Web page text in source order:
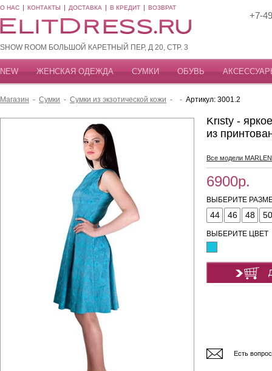
О НАС КОНТАКТЫ ДОСТАВКА В КРЕДИТ ВОЗВРАТ
SHOW ROOM БОЛЬШОЙ КАРЕТНЫЙ ПЕР, Д 20, СТР. 3
+7-
NEW ЖЕНСКАЯ ОДЕЖДА СУМКИ ОБУВЬ
Магазин - Сумки - Сумки из экзотической кожи - - Артикул: 3001.2
Kristy -
из
Все модели
6900р.
ВЫБЕРИТЕ
44 46 48 50
ВЫБЕРИТЕ ЦВЕТ
Есть